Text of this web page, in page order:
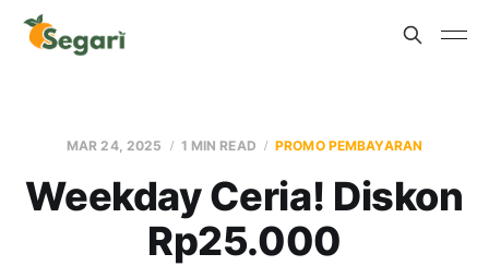
MAR 24, 2025 1 MIN READ PROMO PEMBAYARAN
Weekday Ceria! Diskon
Rp25.000